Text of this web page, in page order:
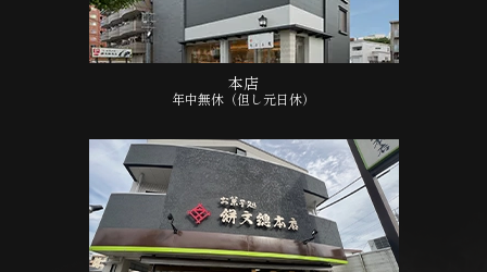
本店
年中無休（但し元日休）